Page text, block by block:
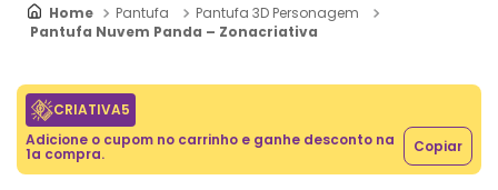
Pantufa
Pantufa 3D Personagem
Pantufa Nuvem Panda – Zonacriativa
CRIATIVA5
Adicione o cupom no carrinho e ganhe desconto na
1a compra. Copiar